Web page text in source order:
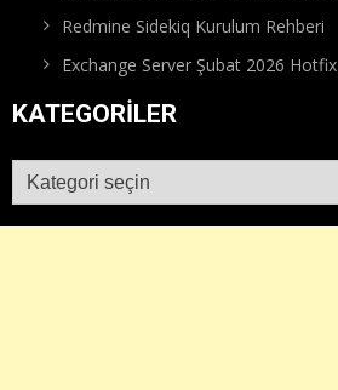
Redmine Sidekiq Kurulum Rehberi
Exchange Server Şubat 2026 Hotfix
KATEGORILER